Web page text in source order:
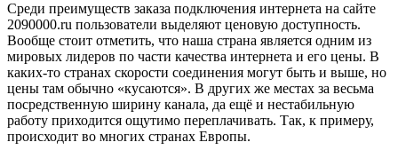
Среди преимуществ заказа подключения интернета на сайте
2090000.ru пользователи выделяют ценовую доступность.
Вообще стоит отметить, что наша страна является одним из
мировых лидеров по части качества интернета и его цены. В
каких-то странах скорости соединения могут быть и выше, но
цены там обычно «кусаются». В других же местах за весьма
посредственную ширину канала, да ещё и нестабильную
работу приходится ощутимо переплачивать. Так, к примеру,
происходит во многих странах Европы.